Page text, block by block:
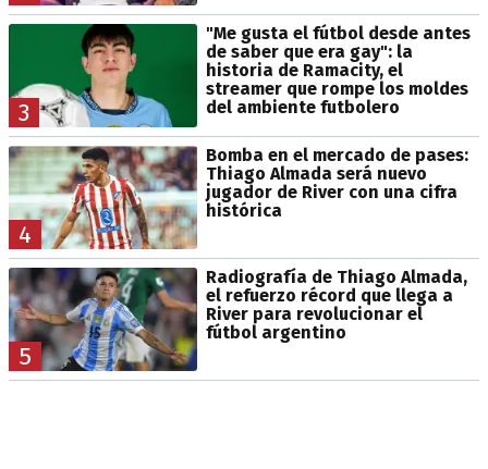
3
"Me gusta el fútbol desde antes
de saber que era gay": la
historia de Ramacity, el
streamer que rompe los moldes
del ambiente futbolero
4
Bomba en el mercado de pases:
Thiago Almada será nuevo
jugador de River con una cifra
histórica
5
Radiografía de Thiago Almada,
el refuerzo récord que llega a
River para revolucionar el
fútbol argentino